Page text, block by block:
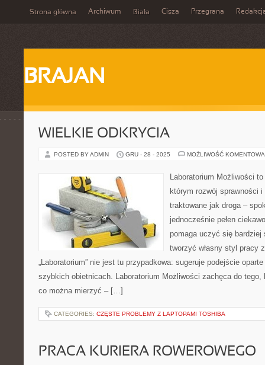
Strona główna Archiwum Biała Cisza Przegrana
BRAJAN
WIELKIE ODKRYCIA
POSTED BY ADMIN GRU - 28 - 2025 MOŻLIWOŚĆ
Laboratorium Możliwości
którym rozwój sprawności
traktowane jak droga –
jednocześnie pełen
pomaga uczyć się bardziej
tworzyć własny styl pracy
„Laboratorium” nie jest tu przypadkowa: sugeruje podejście
szybkich obietnicach. Laboratorium Możliwości zachęca do
co można mierzyć – […]
CATEGORIES: CZĘSTE PROBLEMY Z LAPTOPAMI TOSHIBA
PRACA KURIERA ROWEROWEGO